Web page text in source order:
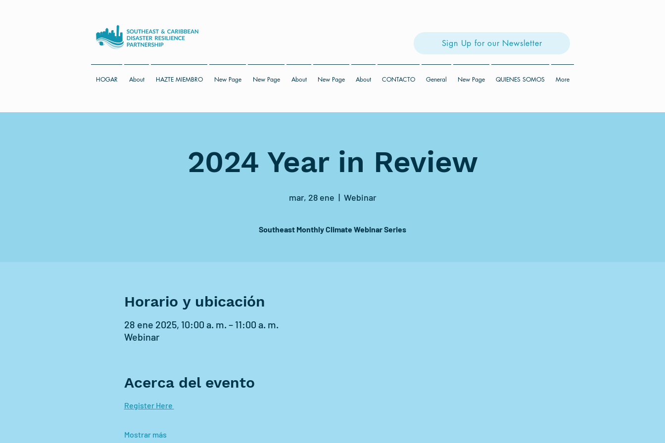
Sign Up for our Newsletter
HOGAR About HAZTE MIEMBRO New Page New Page About New Page About CONTACTO General New Page QUIENES SOMOS More
2024 Year in Review
mar, 28 ene
  |
Webinar
Horario y ubicación
28 ene 2025, 10:00 a. m. – 11:00 a. m.
Webinar
Acerca del evento
Register Here
Mostrar más